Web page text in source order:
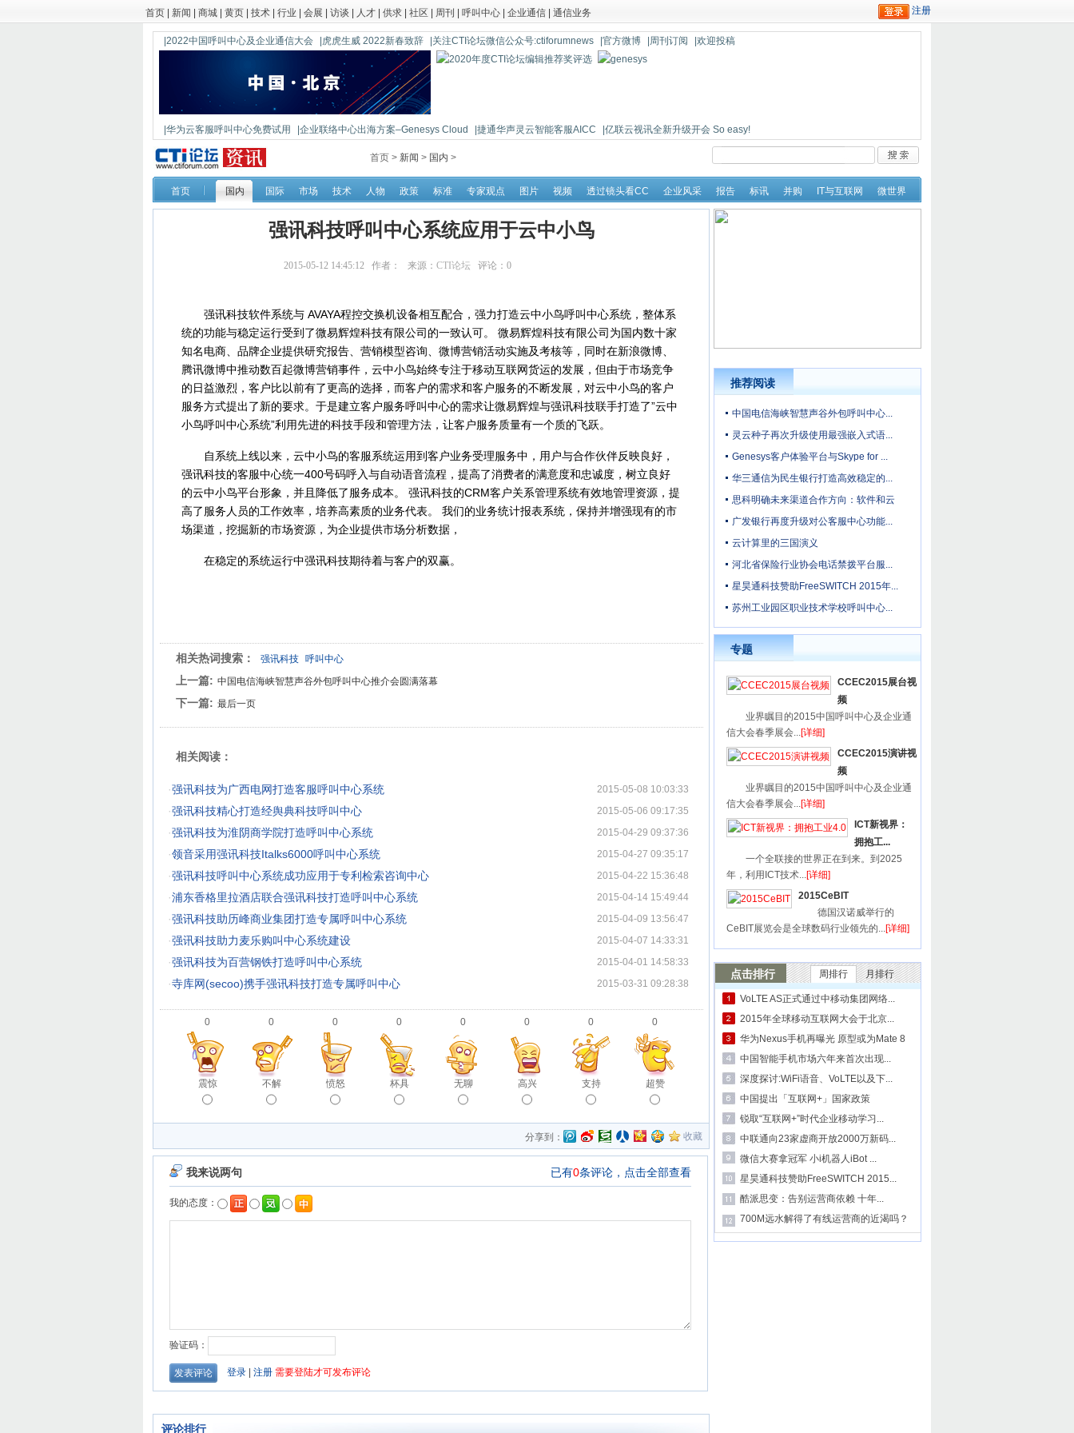
首页 新闻 商城 黄页 技术 行业 会展 访谈 人才 供求 社区 周刊 呼叫中心 企业通信 通信业务
|2022中国呼叫中心及企业通信大会 |虎虎生威 2022新春致辞 |关注CTI论坛微信公众号:ctiforumnews |官方微博 |周刊订阅 |欢迎投稿
|华为云客服呼叫中心免费试用 |企业联络中心出海方案–Genesys Cloud |捷通华声灵云智能客服AICC
|亿联云视讯全新升级开会 So easy!
|鼎信通达新一代语音网关DAG1000-4S
首页 > 新闻 > 国内 >
首页 国内 国际 市场 技术 人物 政策 标准 专家观点 图片 视频 透过镜头看CC 企业风采 报告 标讯 并购 IT与互联网 微世界
强讯科技呼叫中心系统应用于云中小鸟
2015-05-12 14:45:12 作者： 来源： CTI论坛 评论： 0
强讯科技软件系统与 AVAYA程控交换机设备相互配合，强力打造云中小鸟呼叫中心系统，整体系
统的功能与稳定运行受到了微易辉煌科技有限公司的一致认可。 微易辉煌科技有限公司为国内数十家
知名电商、品牌企业提供研究报告、营销模型咨询、微博营销活动实施及考核等，同时在新浪微博、
腾讯微博中推动数百起微博营销事件，云中小鸟始终专注于移动互联网货运的发展，但由于市场竞争
的日益激烈，客户比以前有了更高的选择，而客户的需求和客户服务的不断发展，对云中小鸟的客户
服务方式提出了新的要求。于是建立客户服务呼叫中心的需求让微易辉煌与强讯科技联手打造了”云中
小鸟呼叫中心系统”利用先进的科技手段和管理方法，让客户服务质量有一个质的飞跃。
自系统上线以来，云中小鸟的客服系统运用到客户业务受理服务中，用户与合作伙伴反映良好，
强讯科技的客服中心统一400号码呼入与自动语音流程，提高了消费者的满意度和忠诚度，树立良好
的云中小鸟平台形象，并且降低了服务成本。 强讯科技的CRM客户关系管理系统有效地管理资源，提
高了服务人员的工作效率，培养高素质的业务代表。 我们的业务统计报表系统，保持并增强现有的市
场渠道，挖掘新的市场资源，为企业提供市场分析数据，
在稳定的系统运行中强讯科技期待着与客户的双赢。
相关热词搜索： 强讯科技 呼叫中心
上一篇: 中国电信海峡智慧声谷外包呼叫中心推介会圆满落幕
下一篇: 最后一页
相关阅读：
·强讯科技为广西电网打造客服呼叫中心系统 2015-05-08 10:03:33
·强讯科技精心打造经舆典科技呼叫中心 2015-05-06 09:17:35
·强讯科技为淮阴商学院打造呼叫中心系统 2015-04-29 09:37:36
·领音采用强讯科技Italks6000呼叫中心系统 2015-04-27 09:35:17
·强讯科技呼叫中心系统成功应用于专利检索咨询中心 2015-04-22 15:36:48
·浦东香格里拉酒店联合强讯科技打造呼叫中心系统 2015-04-14 15:49:44
·强讯科技助历峰商业集团打造专属呼叫中心系统 2015-04-09 13:56:47
·强讯科技助力麦乐购叫中心系统建设 2015-04-07 14:33:31
·强讯科技为百营钢铁打造呼叫中心系统 2015-04-01 14:58:33
·寺库网(secoo)携手强讯科技打造专属呼叫中心 2015-03-31 09:28:38
0
震惊
0
不解
0
愤怒
0
杯具
0
无聊
0
高兴
0
支持
0
超赞
分享到： 收藏
评论排行
推荐阅读
中国电信海峡智慧声谷外包呼叫中心...
灵云种子再次升级使用最强嵌入式语...
Genesys客户体验平台与Skype for ...
华三通信为民生银行打造高效稳定的...
思科明确未来渠道合作方向：软件和云
广发银行再度升级对公客服中心功能...
云计算里的三国演义
河北省保险行业协会电话禁拨平台服...
星昊通科技赞助FreeSWITCH 2015年...
苏州工业园区职业技术学校呼叫中心...
专题
CCEC2015展台视
频
业界瞩目的2015中国呼叫中心及企业通
信大会春季展会...[详细]
CCEC2015演讲视
频
业界瞩目的2015中国呼叫中心及企业通
信大会春季展会...[详细]
ICT新视界：
拥抱工...
一个全联接的世界正在到来。到2025
年，利用ICT技术...[详细]
2015CeBIT
德国汉诺威举行的
CeBIT展览会是全球数码行业领先的...[详细]
点击排行 周排行 月排行
VoLTE AS正式通过中移动集团网络...
2015年全球移动互联网大会于北京...
华为Nexus手机再曝光 原型或为Mate 8
中国智能手机市场六年来首次出现...
深度探讨:WiFi语音、VoLTE以及下...
中国提出「互联网+」国家政策
锐取“互联网+”时代企业移动学习...
中联通向23家虚商开放2000万新码...
微信大赛拿冠军 小i机器人iBot ...
星昊通科技赞助FreeSWITCH 2015...
酷派思变：告别运营商依赖 十年...
700M远水解得了有线运营商的近渴吗？